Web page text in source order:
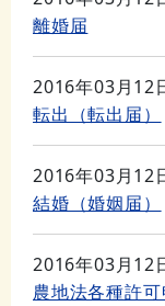
離婚届
2016年03月12
転出（転出届）
2016年03月12
結婚（婚姻届）
2016年03月12
農地法各種許